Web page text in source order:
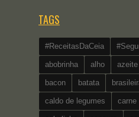
TAGS
#ReceitasDaCeia
abobrinha alho azeite
bacon batata
caldo de legumes carne